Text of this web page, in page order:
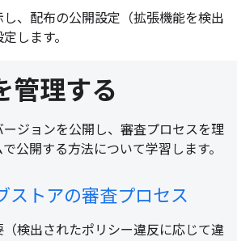
、配布の公開設定（拡張機能を検出
します。
管理する
ジョンを公開し、審査プロセスを理
公開する方法について学習します。
ストアの審査プロセス
検出されたポリシー違反に応じて違